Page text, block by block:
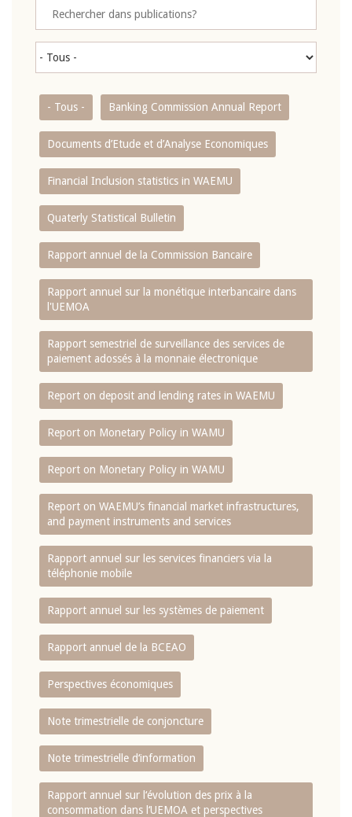
- Tous - Banking Commission Annual Report
Documents d’Etude et d’Analyse Economiques
Financial Inclusion statistics in WAEMU
Quaterly Statistical Bulletin
Rapport annuel de la Commission Bancaire
Rapport annuel sur la monétique interbancaire dans
l'UEMOA
Rapport semestriel de surveillance des services de
paiement adossés à la monnaie électronique
Report on deposit and lending rates in WAEMU
Report on Monetary Policy in WAMU
Report on Monetary Policy in WAMU
Report on WAEMU’s financial market infrastructures,
and payment instruments and services
Rapport annuel sur les services financiers via la
téléphonie mobile
Rapport annuel sur les systèmes de paiement
Rapport annuel de la BCEAO
Perspectives économiques
Note trimestrielle de conjoncture
Note trimestrielle d‘information
Rapport annuel sur l‘évolution des prix à la
consommation dans l‘UEMOA et perspectives